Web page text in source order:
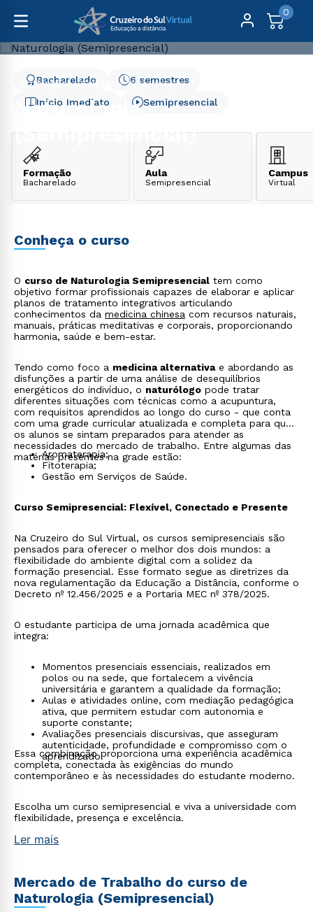
0
Graduação Saúde Naturologia (Semipresencial)
Naturologia
(Semipresencial)
Início Imediato
6 semestres
Bacharelado
Semipresencial
Formação
Bacharelado
Aula
Semipresencial
Campus
Virtual
Conheça o curso
O curso de Naturologia Semipresencial tem como
objetivo formar profissionais capazes de elaborar e aplicar
planos de tratamento integrativos articulando
conhecimentos da medicina chinesa com recursos naturais,
manuais, práticas meditativas e corporais, proporcionando
harmonia, saúde e bem-estar.
Tendo como foco a medicina alternativae abordando as
disfunções a partir de uma análise de desequilíbrios
energéticos do indivíduo, o naturólogo pode tratar
diferentes situações com técnicas como a acupuntura,
com requisitos aprendidos ao longo do curso - que conta
com uma grade curricular atualizada e completa para que
os alunos se sintam preparados para atender as
necessidades do mercado de trabalho. Entre algumas das
matérias presentes na grade estão:
Aromaterapia;
Fitoterapia;
Gestão em Serviços de Saúde.
Curso Semipresencial: Flexível, Conectado e Presente
Na Cruzeiro do Sul Virtual, os cursos semipresenciais são
pensados para oferecer o melhor dos dois mundos: a
flexibilidade do ambiente digital com a solidez da
formação presencial. Esse formato segue as diretrizes da
nova regulamentação da Educação a Distância, conforme o
Decreto nº 12.456/2025 e a Portaria MEC nº 378/2025.
O estudante participa de uma jornada acadêmica que
integra:
Momentos presenciais essenciais, realizados em
polos ou na sede, que fortalecem a vivência
universitária e garantem a qualidade da formação;
Aulas e atividades online, com mediação pedagógica
ativa, que permitem estudar com autonomia e
suporte constante;
Avaliações presenciais discursivas, que asseguram
autenticidade, profundidade e compromisso com o
aprendizado.
Essa combinação proporciona uma experiência acadêmica
completa, conectada às exigências do mundo
contemporâneo e às necessidades do estudante moderno.
Escolha um curso semipresencial e viva a universidade com
flexibilidade, presença e excelência.
Ler mais
Mercado de Trabalho do curso de
Naturologia (Semipresencial)